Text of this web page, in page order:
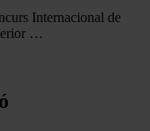
Internacional de
…